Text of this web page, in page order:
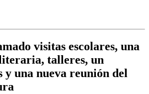
visitas escolares, una
talleres, un
y una nueva reunión del